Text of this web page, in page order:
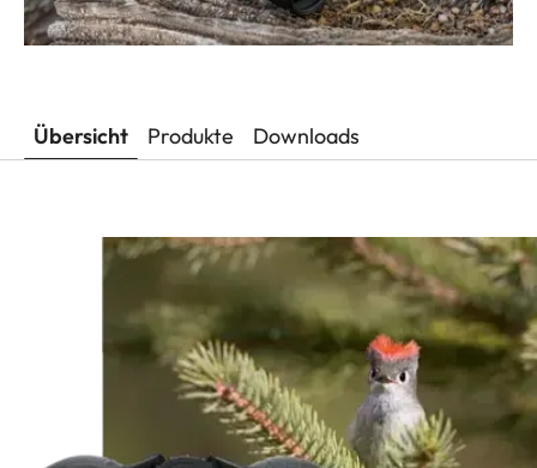
Übersicht Produkte Downloads